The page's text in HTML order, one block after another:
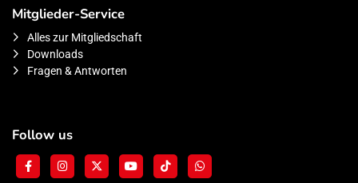
Mitglieder-Service
Alles zur Mitgliedschaft
Downloads
Fragen & Antworten
Follow us